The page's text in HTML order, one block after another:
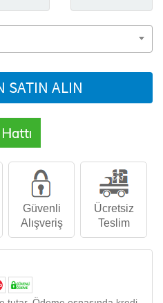
SATIN ALIN
Güvenli
Alışveriş
Ücretsiz
Teslim